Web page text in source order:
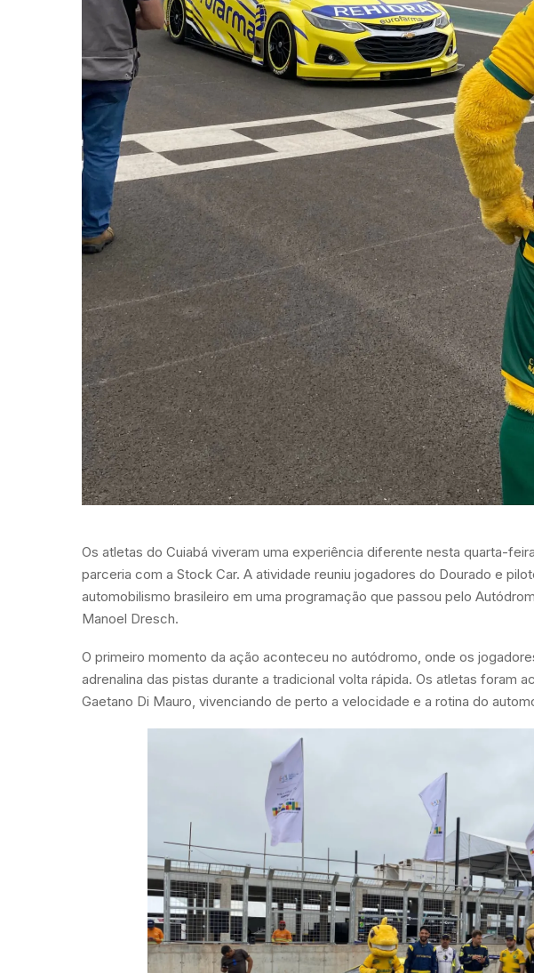
Os atletas do Cuiabá viveram uma experiência diferente nesta quarta-
parceria com a Stock Car. A atividade reuniu jogadores do Dourado e
automobilismo brasileiro em uma programação que passou pelo
Manoel Dresch.
O primeiro momento da ação aconteceu no autódromo, onde os
adrenalina das pistas durante a tradicional volta rápida. Os atletas foram
Gaetano Di Mauro, vivenciando de perto a velocidade e a rotina do